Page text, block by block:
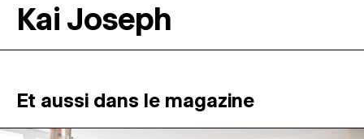
RÉSIDENCES ↓
ATELIERS OUVERTS
Kai Joseph
Et aussi dans le magazine